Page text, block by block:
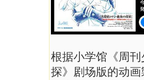
根据小学馆《周
探》剧场版的动